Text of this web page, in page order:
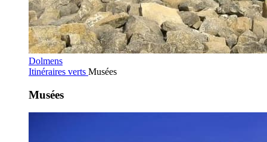
Dolmens
Itinéraires verts Musées
Musées